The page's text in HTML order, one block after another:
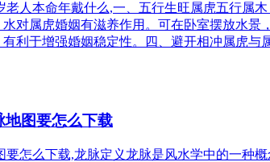
老人本命年戴什么,一、五行生旺属虎五行属
对属虎婚姻有滋养作用。可在卧室摆放水
利于增强婚姻稳定性。四、避开相冲属虎
地图要怎么下载
要怎么下载,龙脉定义龙脉是风水学中的一种